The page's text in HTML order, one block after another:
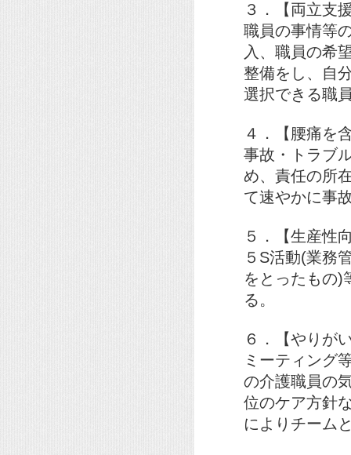
３．【両立支
職員の事情等
入、職員の希
整備をし、自
選択できる職
４．【腰痛を
事故・トラブ
め、責任の所
て速やかに事
５．【生産性
５S活動(業務
をとったもの)
る。
６．【やりが
ミーティング
の介護職員の
位のケア方針
によりチーム